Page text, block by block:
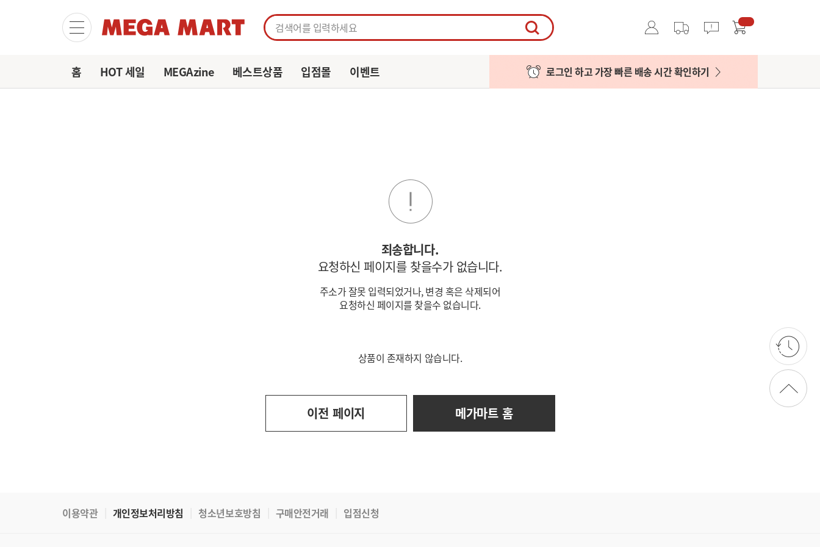
마이페이지주문/배송알림 장바구니
홈 HOT 세일 MEGAzine 베스트상품 입점몰 이벤트 로그인 하고 가장 빠른 배송 시간 확인하기
죄송합니다.
요청하신 페이지를 찾을수가 없습니다.
주소가 잘못 입력되었거나, 변경 혹은 삭제되어
요청하신 페이지를 찾을수 없습니다.
상품이 존재하지 않습니다.
이전 페이지 메가마트 홈
이용약관 개인정보처리방침 청소년보호방침 구매안전거래 입점신청